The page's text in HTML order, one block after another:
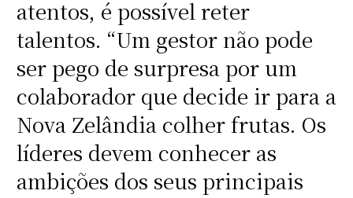
atentos, é possível reter
talentos. “Um gestor não pode
ser pego de surpresa por um
colaborador que decide ir para a
Nova Zelândia colher frutas. Os
líderes devem conhecer as
ambições dos seus principais